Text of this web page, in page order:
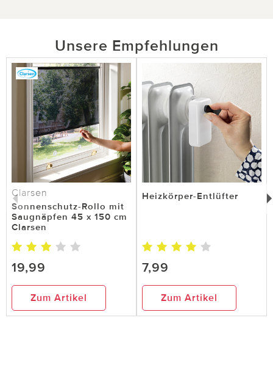
Unsere Empfehlungen
Clarsen
Sonnenschutz-Rollo mit
Saugnäpfen 45 x 150 cm
Clarsen
19,99
Zum Artikel
Heizkörper-Entlüfter
7,99
Zum Artikel